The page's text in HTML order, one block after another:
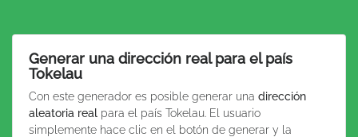
Generar una dirección real para el país
Tokelau
Con este generador es posible generar una dirección
aleatoria real para el país Tokelau. El usuario
simplemente hace clic en el botón de generar y la